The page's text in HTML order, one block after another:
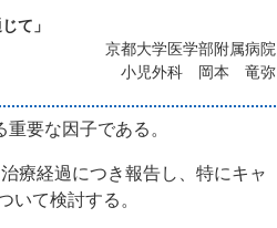
て」
京都大学医学部附属病院
小児外科 岡本 竜弥
要な因子である。
療経過につき報告し、特にキャ
いて検討する。